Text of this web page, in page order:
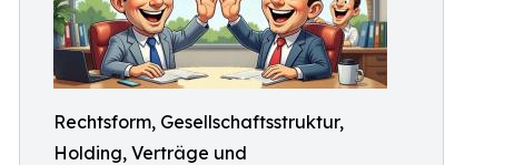
Rechtsform, Gesellschaftsstruktur,
Holding, Verträge und